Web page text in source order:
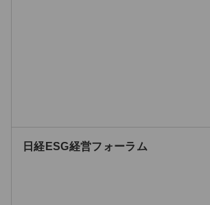
日経ESG経営フォーラム